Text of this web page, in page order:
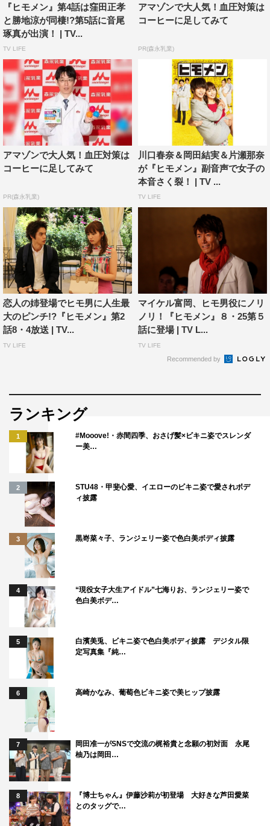
そうとは知らない翔は、「ゆり子を助けたいが、働きた
くもない」という葛藤にさいなまれ、またしても人生最大
の岐路に立たされてしまう。さらに、ゆり子に片思いする
医師・池目亮介（勝地涼）が翔の脱ヒモを阻止しようと罠
を仕掛けてきて…!?
©テレビ朝日
TEAM NACS 勝地涼 川口春奈
窪田正孝 音尾琢真
『ヒモメン』第4話は窪田正孝
と勝地涼が同棲!?第5話に音尾
琢真が出演！ | TV...
TV LIFE
アマゾンで大人気！血圧対策は
コーヒーに足してみて
PR(森永乳業)
アマゾンで大人気！血圧対策は
コーヒーに足してみて
PR(森永乳業)
川口春奈＆岡田結実＆片瀬那奈
が『ヒモメン』副音声で女子の
本音さく裂！ | TV ...
TV LIFE
恋人の姉登場でヒモ男に人生最
大のピンチ!?『ヒモメン』第2
話8・4放送 | TV...
TV LIFE
マイケル富岡、ヒモ男役にノリ
ノリ！『ヒモメン』８・25第５
話に登場 | TV L...
TV LIFE
Recommended by
ランキング
1
#Mooove!・赤間四季、おさげ髪×ビキニ姿でスレンダ
ー美…
2
STU48・甲斐心愛、イエローのビキニ姿で愛されボデ
ィ披露
3 黒嵜菜々子、ランジェリー姿で色白美ボディ披露
4
“現役女子大生アイドル”七海りお、ランジェリー姿で
色白美ボデ…
5
白濱美兎、ビキニ姿で色白美ボディ披露 デジタル限
定写真集『純…
6 高崎かなみ、葡萄色ビキニ姿で美ヒップ披露
7
岡田准一がSNSで交流の梶裕貴と念願の初対面 永尾
柚乃は岡田…
8
『博士ちゃん』伊藤沙莉が初登場 大好きな芦田愛菜
とのタッグで…